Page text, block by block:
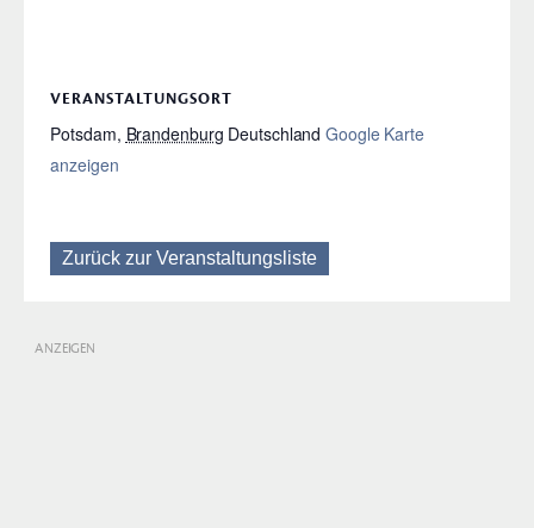
VERANSTALTUNGSORT
Potsdam, Brandenburg Deutschland Google Karte
anzeigen
Zurück zur Veranstaltungsliste
ANZEIGEN